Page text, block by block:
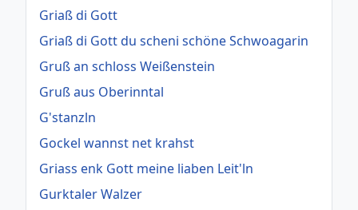
Griaß di Gott
Griaß di Gott du scheni schöne Schwoagarin
Gruß an schloss Weißenstein
Gruß aus Oberinntal
G'stanzln
Gockel wannst net krahst
Griass enk Gott meine liaben Leit'ln
Gurktaler Walzer